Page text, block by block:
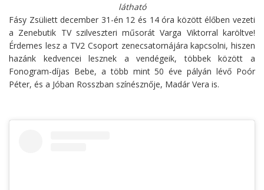
látható
Fásy Zsüliett december 31-én 12 és 14 óra között élőben vezeti
a Zenebutik TV szilveszteri műsorát Varga Viktorral karöltve!
Érdemes lesz a TV2 Csoport zenecsatornájára kapcsolni, hiszen
hazánk kedvencei lesznek a vendégeik, többek között a
Fonogram-díjas Bebe, a több mint 50 éve pályán lévő Poór
Péter, és a Jóban Rosszban színésznője, Madár Vera is.